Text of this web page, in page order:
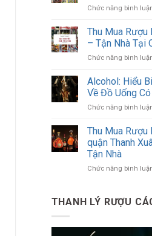
Chức năng bình
Thu Mua Rượu
– Tận Nhà Tại
Chức năng bình
Alcohol: Hiểu
Về Đồ Uống
Chức năng bình
Thu Mua Rượu
quận Thanh
Tận Nhà
Chức năng bình
THANH LÝ RƯỢU